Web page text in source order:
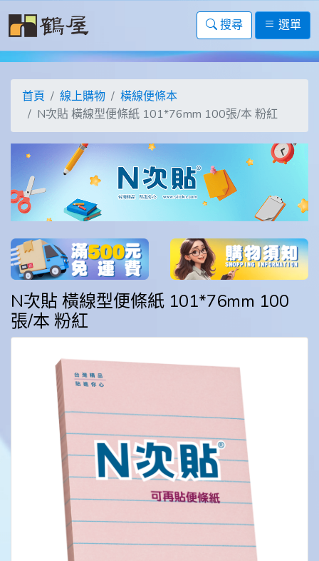
搜尋 選單
首頁 線上購物
橫線便條本
N次貼 橫線型便條紙 101*76mm 100張/本 粉紅
N次貼 橫線型便條紙 101*76mm 100
張/本 粉紅